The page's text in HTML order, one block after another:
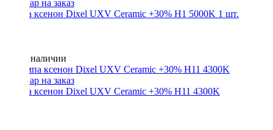
Лампа ксенон Dixel UXV Ceramic +30% H1 5000K 1 шт.
Нет в наличии
Лампа ксенон Dixel UXV Ceramic +30% H11 4300K